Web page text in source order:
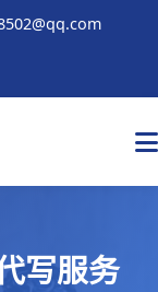
写服务